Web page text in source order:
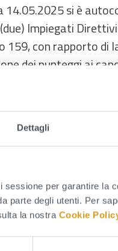
Dettagli
per garantire la
parte degli utenti. Per
la nostra Cookie
14.05.2025 si è
(due) Impiegati
159, con rapporto
dei punteggi ai
di Bonifica